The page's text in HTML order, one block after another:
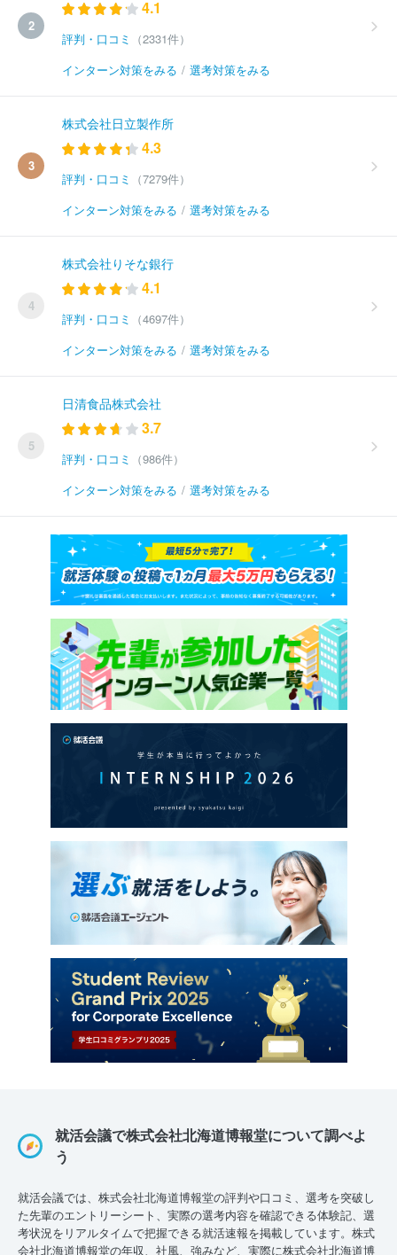
2
4.1
評判・口コミ
（2331件）
インターン対策をみる / 選考対策をみる
3
株式会社日立製作所
4.3
評判・口コミ
（7279件）
インターン対策をみる / 選考対策をみる
4
株式会社りそな銀行
4.1
評判・口コミ
（4697件）
インターン対策をみる / 選考対策をみる
5
日清食品株式会社
3.7
評判・口コミ
（986件）
インターン対策をみる / 選考対策をみる
就活会議で株式会社北海道博報堂について調べよ
う
就活会議では、株式会社北海道博報堂の評判や口コミ、選考を突破し
た先輩のエントリーシート、実際の選考内容を確認できる体験記、選
考状況をリアルタイムで把握できる就活速報を掲載しています。株式
会社北海道博報堂の年収、社風、強みなど、実際に株式会社北海道博